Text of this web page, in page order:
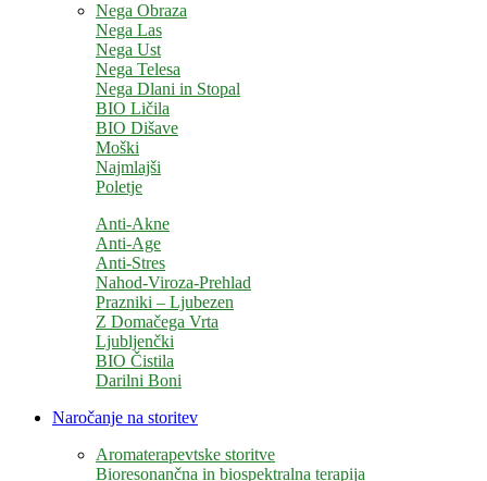
Nega Obraza
Nega Las
Nega Ust
Nega Telesa
Nega Dlani in Stopal
BIO Ličila
BIO Dišave
Moški
Najmlajši
Poletje
Anti-Akne
Anti-Age
Anti-Stres
Nahod-Viroza-Prehlad
Prazniki – Ljubezen
Z Domačega Vrta
Ljubljenčki
BIO Čistila
Darilni Boni
Naročanje na storitev
Aromaterapevtske storitve
Bioresonančna in biospektralna terapija